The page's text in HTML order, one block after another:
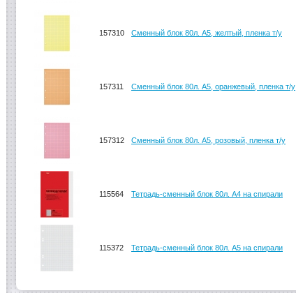
157310 Сменный блок 80л. А5, желтый, пленка т/у
157311 Сменный блок 80л. А5, оранжевый, пленка т/у
157312 Сменный блок 80л. А5, розовый, пленка т/у
115564 Тетрадь-сменный блок 80л. А4 на спирали
115372 Тетрадь-сменный блок 80л. А5 на спирали